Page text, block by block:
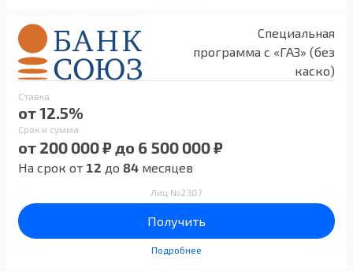
Специальная
программа с «ГАЗ» (без
каско)
Ставка
от 12.5%
Срок и сумма
от 200 000 ₽ до 6 500 000 ₽
На срок от 12 до 84 месяцев
Лиц №2307
Получить
Подробнее